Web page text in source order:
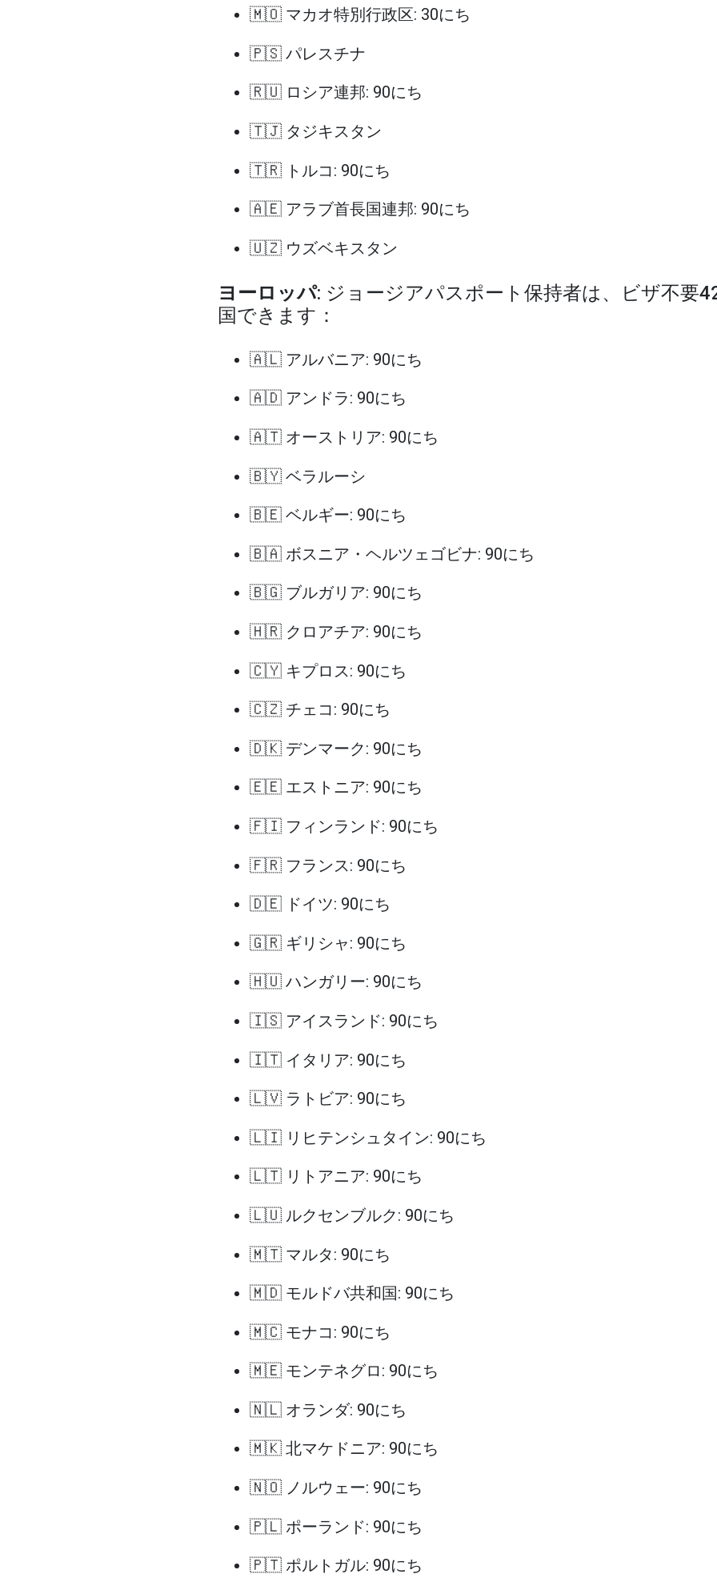
🇲🇴 マカオ特別行政区: 30にち
🇵🇸 パレスチナ
🇷🇺 ロシア連邦: 90にち
🇹🇯 タジキスタン
🇹🇷 トルコ: 90にち
🇦🇪 アラブ首長国連邦: 90にち
🇺🇿 ウズベキスタン
ヨーロッパ: ジョージアパスポート保持者は、ビザ不要
国できます：
🇦🇱 アルバニア: 90にち
🇦🇩 アンドラ: 90にち
🇦🇹 オーストリア: 90にち
🇧🇾 ベラルーシ
🇧🇪 ベルギー: 90にち
🇧🇦 ボスニア・ヘルツェゴビナ: 90にち
🇧🇬 ブルガリア: 90にち
🇭🇷 クロアチア: 90にち
🇨🇾 キプロス: 90にち
🇨🇿 チェコ: 90にち
🇩🇰 デンマーク: 90にち
🇪🇪 エストニア: 90にち
🇫🇮 フィンランド: 90にち
🇫🇷 フランス: 90にち
🇩🇪 ドイツ: 90にち
🇬🇷 ギリシャ: 90にち
🇭🇺 ハンガリー: 90にち
🇮🇸 アイスランド: 90にち
🇮🇹 イタリア: 90にち
🇱🇻 ラトビア: 90にち
🇱🇮 リヒテンシュタイン: 90にち
🇱🇹 リトアニア: 90にち
🇱🇺 ルクセンブルク: 90にち
🇲🇹 マルタ: 90にち
🇲🇩 モルドバ共和国: 90にち
🇲🇨 モナコ: 90にち
🇲🇪 モンテネグロ: 90にち
🇳🇱 オランダ: 90にち
🇲🇰 北マケドニア: 90にち
🇳🇴 ノルウェー: 90にち
🇵🇱 ポーランド: 90にち
🇵🇹 ポルトガル: 90にち